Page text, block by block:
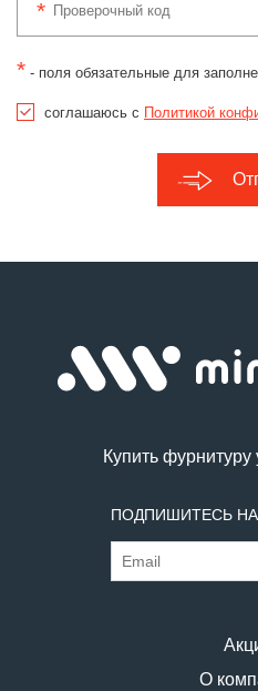
* - поля обязательные для
соглашаюсь с Политикой
Купить фурнитуру
ПОДПИШИТЕСЬ
О